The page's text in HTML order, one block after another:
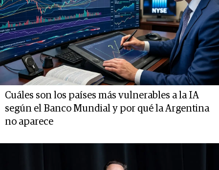
Cuáles son los países más vulnerables a la IA
según el Banco Mundial y por qué la Argentina
no aparece